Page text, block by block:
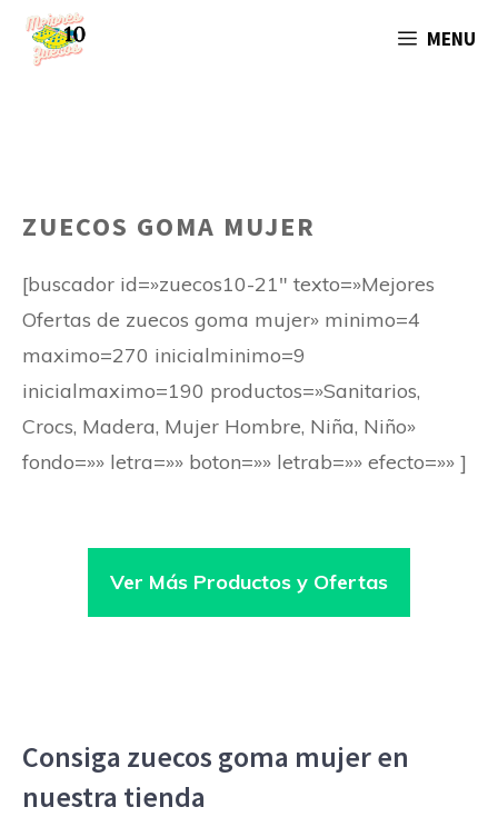
Saltar
MENU
ZUECOS GOMA MUJER
[buscador id=»zuecos10-21″ texto=»Mejores
Ofertas de zuecos goma mujer» minimo=4
maximo=270 inicialminimo=9
inicialmaximo=190 productos=»Sanitarios,
Crocs, Madera, Mujer Hombre, Niña, Niño»
fondo=»» letra=»» boton=»» letrab=»» efecto=»» ]
Ver Más Productos y Ofertas
Consiga zuecos goma mujer en
nuestra tienda